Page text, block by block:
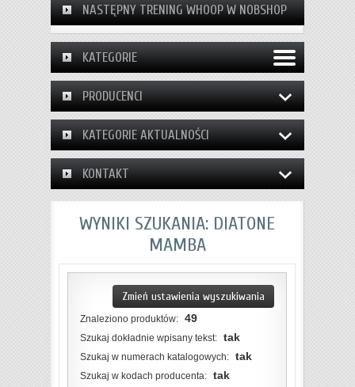
NASTĘPNY TRENING WHOOP W NOBSHOP
KATEGORIE
PRODUCENCI
KATEGORIE AKTUALNOŚCI
KONTAKT
WYNIKI SZUKANIA: DIATONE
MAMBA
Zmień ustawienia wyszukiwania
Znaleziono produktów: 49
Szukaj dokładnie wpisany tekst: tak
Szukaj w numerach katalogowych: tak
Szukaj w kodach producenta: tak